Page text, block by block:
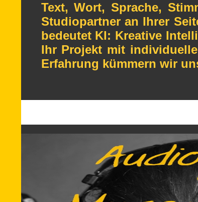
Text, Wort, Sprache,
Studiopartner an Ihrer
bedeutet KI: Kreative
Ihr Projekt mit
Erfahrung kümmern wir